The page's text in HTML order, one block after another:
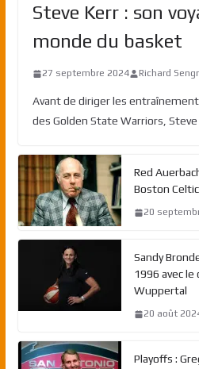
Steve Kerr : son
monde du basket
27 septembre 2024 Richard
Avant de diriger les
des Golden State Warriors,
Red
Boston
20
Sandy
1996 avec le
Wuppertal
20 août
Playoffs :